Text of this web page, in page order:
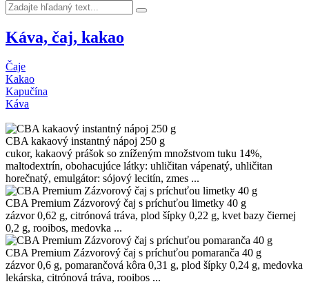
Káva, čaj, kakao
Čaje
Kakao
Kapučína
Káva
CBA kakaový instantný nápoj 250 g
cukor, kakaový prášok so zníženým množstvom tuku 14%,
maltodextrín, obohacujúce látky: uhličitan vápenatý, uhličitan
horečnatý, emulgátor: sójový lecitín, zmes ...
CBA Premium Zázvorový čaj s príchuťou limetky 40 g
zázvor 0,62 g, citrónová tráva, plod šípky 0,22 g, kvet bazy čiernej
0,2 g, rooibos, medovka ...
CBA Premium Zázvorový čaj s príchuťou pomaranča 40 g
zázvor 0,6 g, pomarančová kôra 0,31 g, plod šípky 0,24 g, medovka
lekárska, citrónová tráva, rooibos ...